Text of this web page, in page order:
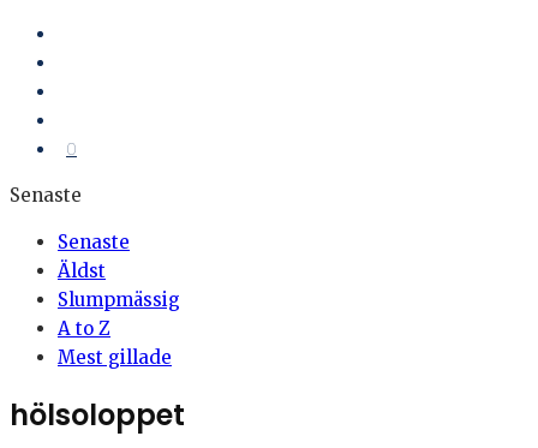
0
Senaste
Senaste
Äldst
Slumpmässig
A to Z
Mest gillade
hölsoloppet